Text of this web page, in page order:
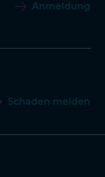
Anmeldung
Schaden melden